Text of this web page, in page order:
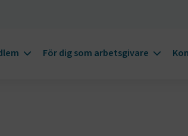
För dig som arbetsgivare